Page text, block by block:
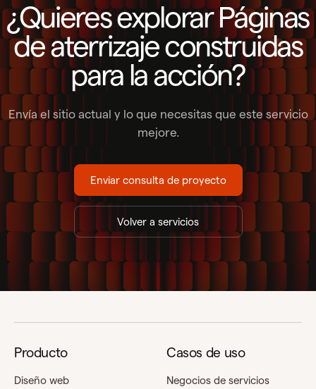
¿Quieres explorar Páginas
de aterrizaje construidas
para la acción?
Envía el sitio actual y lo que necesitas que este servicio
mejore.
Enviar consulta de proyecto
Volver a servicios
Producto
Diseño web
Casos de uso
Negocios de servicios